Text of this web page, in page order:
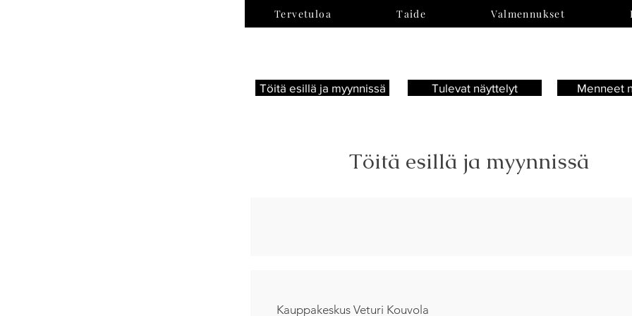
Tervetuloa Taide Valmennukset
Töitä esillä ja myynnissä Tulevat näyttelyt Menneet
Töitä esillä ja myynnissä
Kauppakeskus Veturi Kouvola